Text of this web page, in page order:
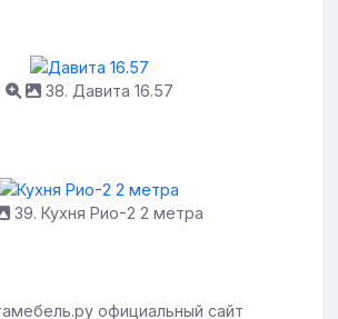
38. Давита 16.57
39. Кухня Рио-2 2 метра